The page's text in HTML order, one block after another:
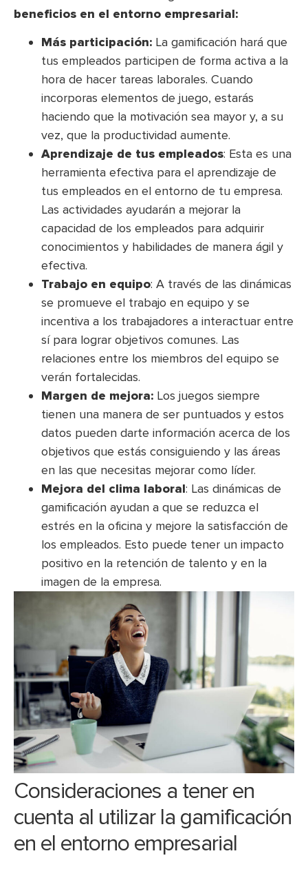
beneficios en el entorno empresarial:
Más participación: La gamificación hará que
tus empleados participen de forma activa a la
hora de hacer tareas laborales. Cuando
incorporas elementos de juego, estarás
haciendo que la motivación sea mayor y, a su
vez, que la productividad aumente.
Aprendizaje de tus empleados: Esta es una
herramienta efectiva para el aprendizaje de
tus empleados en el entorno de tu empresa.
Las actividades ayudarán a mejorar la
capacidad de los empleados para adquirir
conocimientos y habilidades de manera ágil y
efectiva.
Trabajo en equipo: A través de las dinámicas
se promueve el trabajo en equipo y se
incentiva a los trabajadores a interactuar entre
sí para lograr objetivos comunes. Las
relaciones entre los miembros del equipo se
verán fortalecidas.
Margen de mejora: Los juegos siempre
tienen una manera de ser puntuados y estos
datos pueden darte información acerca de los
objetivos que estás consiguiendo y las áreas
en las que necesitas mejorar como líder.
Mejora del clima laboral: Las dinámicas de
gamificación ayudan a que se reduzca el
estrés en la oficina y mejore la satisfacción de
los empleados. Esto puede tener un impacto
positivo en la retención de talento y en la
imagen de la empresa.
Consideraciones a tener en
cuenta al utilizar la gamificación
en el entorno empresarial